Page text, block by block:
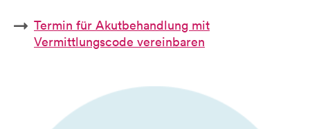
Termin für Akutbehandlung mit
Vermittlungscode vereinbaren